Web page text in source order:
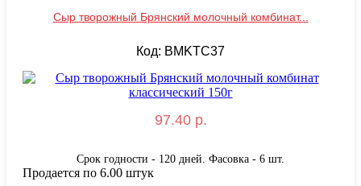
Сыр творожный Брянский молочный комбинат...
Код: BMKТС37
97.40 р.
Срок годности - 120 дней. Фасовка - 6 шт.
Продается по 6.00 штук